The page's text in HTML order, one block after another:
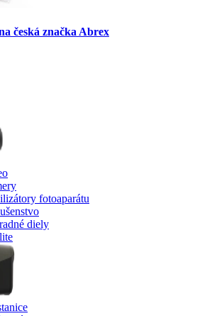
česká značka Abrex
fotoaparátu
diely